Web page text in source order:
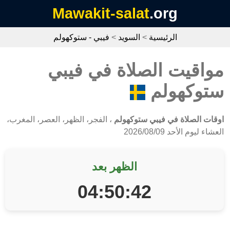
Mawakit-salat.org
الرئيسية > السويد > فيبي - ستوكهولم
مواقيت الصلاة في فيبي
ستوكهولم
اوقات الصلاة في فيبي ستوكهولم ، الفجر، الظهر، العصر، المغرب،
العشاء ليوم الأحد 2026/08/09
الظهر بعد
04:50:42